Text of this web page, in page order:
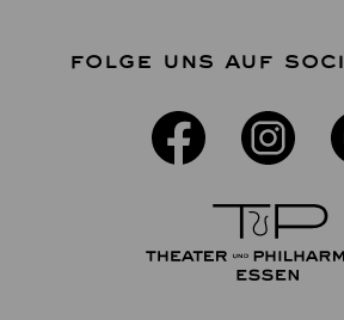
FOLGE UNS AUF